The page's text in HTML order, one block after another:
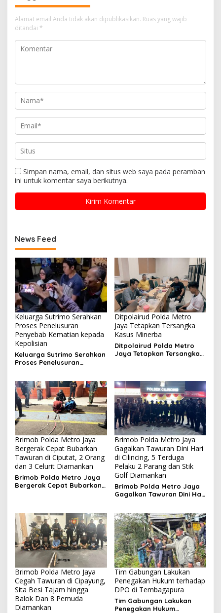
Alamat email Anda tidak akan dipublikasikan. Ruas yang wajib
ditandai *
Simpan nama, email, dan situs web saya pada peramban
ini untuk komentar saya berikutnya.
News Feed
Keluarga Sutrimo Serahkan
Proses Penelusuran
Penyebab Kematian kepada
Kepolisian
Keluarga Sutrimo Serahkan
Proses Penelusuran
Ditpolairud Polda Metro
Jaya Tetapkan Tersangka
Kasus Minerba
Ditpolairud Polda Metro
Jaya Tetapkan Tersangka
Brimob Polda Metro Jaya
Bergerak Cepat Bubarkan
Tawuran di Ciputat, 2 Orang
dan 3 Celurit Diamankan
Brimob Polda Metro Jaya
Bergerak Cepat Bubarkan
Brimob Polda Metro Jaya
Gagalkan Tawuran Dini Hari
di Cilincing, 5 Terduga
Pelaku 2 Parang dan Stik
Golf Diamankan
Brimob Polda Metro Jaya
Gagalkan Tawuran Dini Hari
Golf Diamankan
Brimob Polda Metro Jaya
Cegah Tawuran di Cipayung,
Sita Besi Tajam hingga
Balok Dan 8 Pemuda
Diamankan
Tim Gabungan Lakukan
Penegakan Hukum terhadap
DPO di Tembagapura
Tim Gabungan Lakukan
Penegakan Hukum